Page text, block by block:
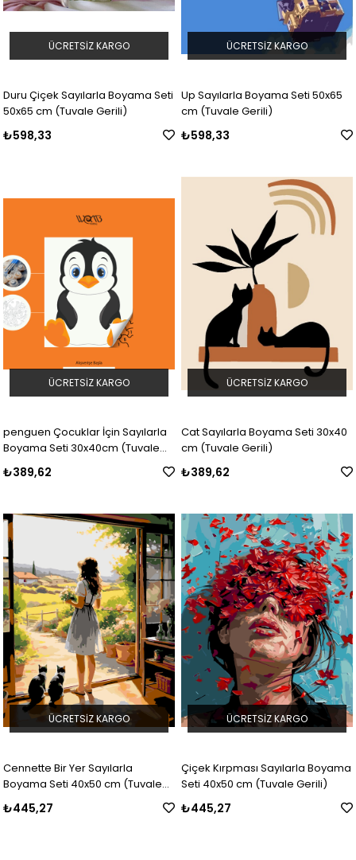
Duru Çiçek Sayılarla Boyama Seti
50x65 cm (Tuvale Gerili)
₺598,33
ÜCRETSIZ KARGO
Up Sayılarla Boyama Seti 50x65
cm (Tuvale Gerili)
₺598,33
ÜCRETSIZ KARGO
penguen Çocuklar İçin Sayılarla
Boyama Seti 30x40cm (Tuvale
₺389,62
ÜCRETSIZ KARGO
Cat Sayılarla Boyama Seti 30x40
cm (Tuvale Gerili)
₺389,62
ÜCRETSIZ KARGO
Cennette Bir Yer Sayılarla
Boyama Seti 40x50 cm (Tuvale
Gerili)
₺445,27
ÜCRETSIZ KARGO
Çiçek Kırpması Sayılarla Boyama
Seti 40x50 cm (Tuvale Gerili)
₺445,27
ÜCRETSIZ KARGO